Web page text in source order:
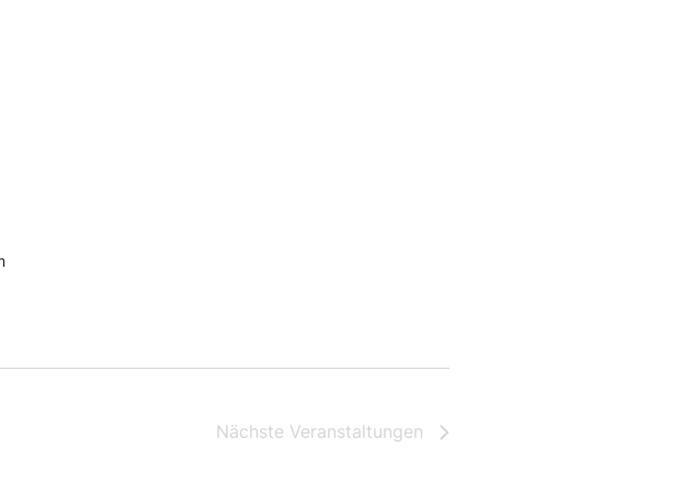
Nächste Veranstaltungen